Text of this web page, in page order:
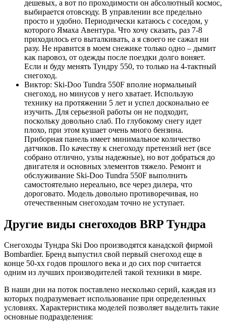
дешевых, а вот по проходимости он абсолютный космос,
выбирается отовсюду. В управлении все предельно
просто и удобно. Периодически катаюсь с соседом, у
которого Ямаха Авентура. Что хочу сказать, раз 7-8
приходилось его выталкивать, а я своего не сажал ни
разу. Не нравится в моем снежике только одно – дымит
как паровоз, от одежды после поездки долго воняет.
Если и буду менять Тундру 550, то только на 4-тактный
снегоход.
Виктор: Ski-Doo Tundra 550F вполне нормальный
снегоход, но минусов у него хватает. Использую
технику на протяжении 5 лет и успел досконально ее
изучить. Для серьезной работы он не подходит,
поскольку довольно слаб. По глубокому снегу идет
плохо, при этом кушает очень много бензина.
Приборная панель имеет минимальное количество
датчиков. По качеству к снегоходу претензий нет (все
собрано отлично, узлы надежные), но вот добраться до
двигателя и основных элементов тяжело. Ремонт и
обслуживание Ski-Doo Tundra 550F выполнить
самостоятельно нереально, все через дилера, что
дороговато. Модель довольно противоречивая, но
отечественным снегоходам точно не уступает.
Другие виды снегоходов BRP Тундра
Снегоходы Тундра Ski Doo производятся канадской фирмой
Bombardier. Бренд выпустил свой первый снегоход еще в
конце 50-хх годов прошлого века и до сих пор считается
одним из лучших производителей такой техники в мире.
В наши дни на поток поставлено несколько серий, каждая из
которых подразумевает использование при определенных
условиях. Характеристика моделей позволяет выделить такие
основные подразделения: